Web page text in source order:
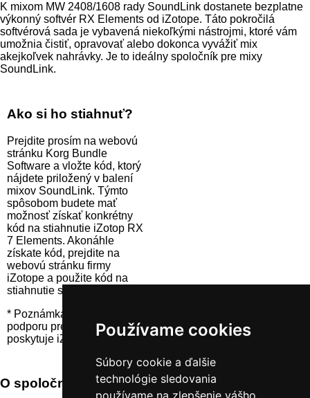
Používame cookies
Súbory cookie a ďalšie
technológie sledovania
používame na zlepšenie vášho
K mixom MW 2408/1608 rady SoundLink dostanete bezplatne
výkonný softvér RX Elements od iZotope. Táto pokročilá
softvérová sada je vybavená niekoľkými nástrojmi, ktoré vám
umožnia čistiť, opravovať alebo dokonca vyvážiť mix
akejkoľvek nahrávky. Je to ideálny spoločník pre mixy
SoundLink.
Ako si ho stiahnuť?
Prejdite prosím na webovú
stránku Korg Bundle
Software a vložte kód, ktorý
nájdete priložený v balení
mixov SoundLink. Týmto
spôsobom budete mať
možnosť získať konkrétny
kód na stiahnutie iZotop RX
7 Elements. Akonáhle
získate kód, prejdite na
webovú stránku firmy
iZotope a použite kód na
stiahnutie softvéru.
* Poznámka: Technickú
podporu pre tento program
poskytuje iZotope
O spoločnosti iZotope